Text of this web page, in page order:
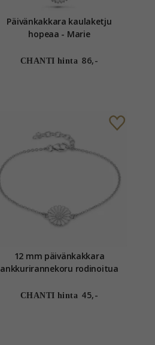
Päivänkakkara kaulaketju
hopeaa - Marie
CHANTI hinta 86,-
12 mm päivänkakkara
ankkurirannekoru rodinoitua
- Marie
CHANTI hinta 45,-